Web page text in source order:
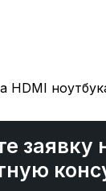
HDMI
заявку